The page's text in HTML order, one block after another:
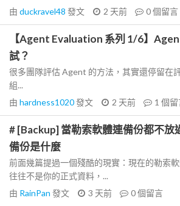
由 duckravel48 發文 2 天前 0個留言
【Agent Evaluation 系列 1/6】
試？
很多團隊評估 Agent 的方法，其實還停留在
組...
由 hardness1020發文 2 天前 1 個留
# [Backup] 當勒索軟體連備份都不放
備份是什麼
前面幾篇提過一個殘酷的現實：現在的勒索
往往不是你的正式資料，...
由 RainPan 發文 3 天前 0個留言